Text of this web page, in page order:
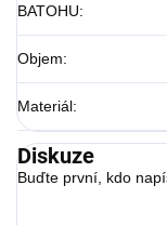
BATOHU:
Objem:
Materiál:
Diskuze
Buďte první, kdo